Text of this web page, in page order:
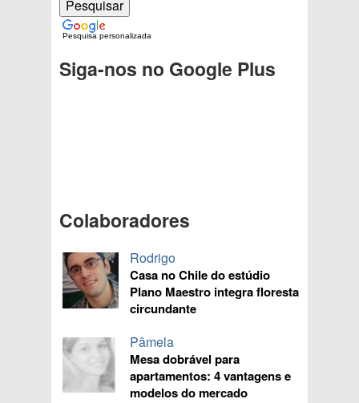
Pesquisa personalizada
Siga-nos no Google Plus
Colaboradores
Rodrigo
Casa no Chile do estúdio
Plano Maestro integra floresta
circundante
Pâmela
Mesa dobrável para
apartamentos: 4 vantagens e
modelos do mercado